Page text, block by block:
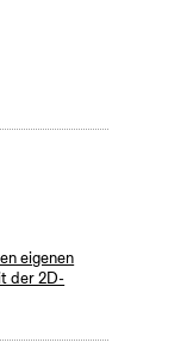
eigenen
der 2D-